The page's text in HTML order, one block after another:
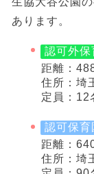
あります。
認可外保
距離：
住所：埼
定員：12
認可保育
距離：
住所：埼